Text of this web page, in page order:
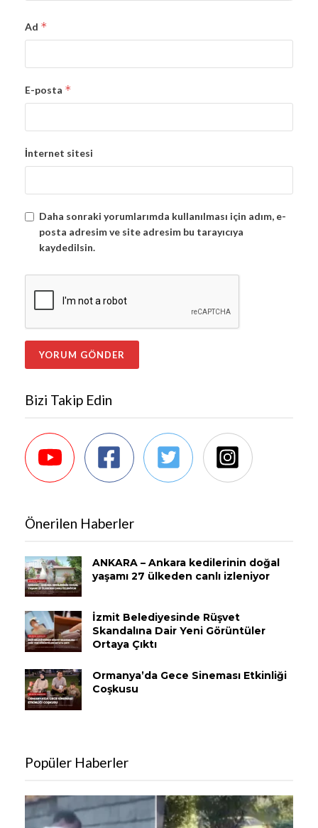
Ad *
E-posta *
İnternet sitesi
Daha sonraki yorumlarımda kullanılması için adım, e-
posta adresim ve site adresim bu tarayıcıya
kaydedilsin.
Bizi Takip Edin
Önerilen Haberler
ANKARA – Ankara kedilerinin doğal
yaşamı 27 ülkeden canlı izleniyor
İzmit Belediyesinde Rüşvet
Skandalına Dair Yeni Görüntüler
Ortaya Çıktı
Ormanya’da Gece Sineması Etkinliği
Coşkusu
Popüler Haberler